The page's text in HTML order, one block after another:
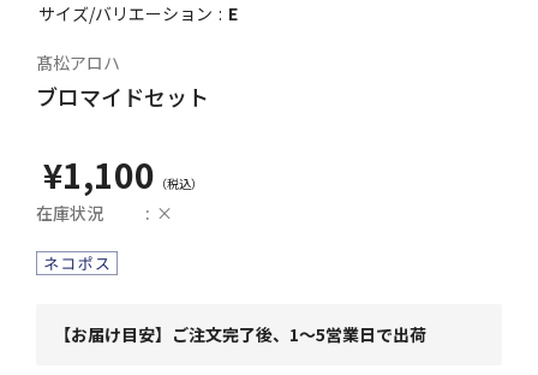
サイズ/バリエーション E
髙松アロハ
ブロマイドセット
¥1,100
在庫状況 ×
【お届け目安】ご注文完了後、1～5営業日で出荷